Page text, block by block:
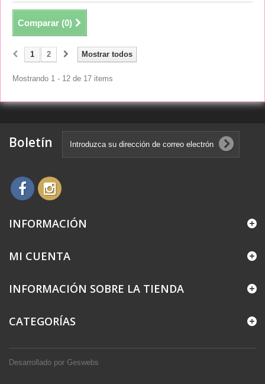
Comparar (0)
Mostrar todos
1 2
Mostrando 1 - 12 de 17 items
Boletín
INFORMACIÓN
Desarrollado por Geswebs
MI CUENTA
INFORMACIÓN SOBRE LA TIENDA
CATEGORÍAS